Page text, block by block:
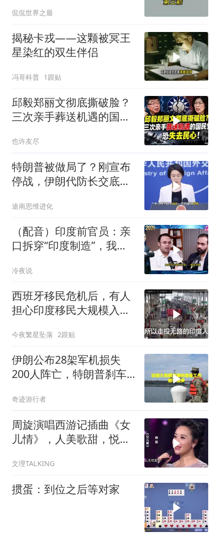
侃侃世界之最
揭秘卡戎——这颗被冥王
星染红的双生伴侣
冯哥科普 1跟贴
邱毅郑丽文彻底撕破脸？
三次亲手葬送机遇的国民
也许友尽
特朗普被做局了？刚宣布
停战，伊朗代防长交底，
途南思维进化
（配音）印度前官员：亲
口拆穿“印度制造”，我们
正的工业制造
冷夜说
西班牙移民危机后，有人
担心印度移民大规模入侵
今夜繁星坠落 2跟贴
伊朗公布28架军机损失
200人阵亡，特朗普刹车
奇迹游行者
周旋演唱西游记插曲《女
儿情》，人美歌甜，悦耳
文理TALKING
掼蛋：到位之后等对家